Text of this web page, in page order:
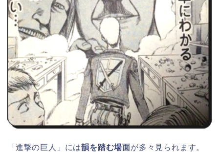
「進撃の巨人」には韻を踏む場面が多々見られます。